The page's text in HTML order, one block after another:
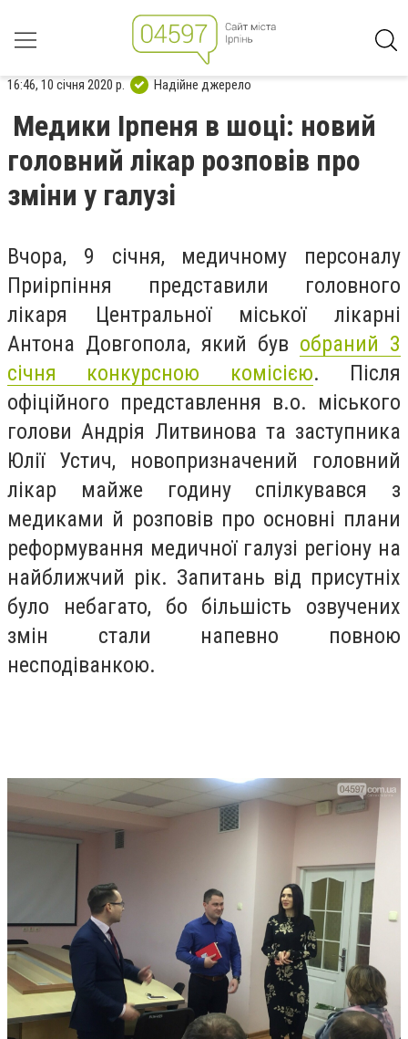
16:46, 10 січня 2020 р. Надійне джерело
Медики Ірпеня в шоці: новий
головний лікар розповів про
зміни у галузі
Вчора, 9 січня, медичному персоналу
Приірпіння представили головного
лікаря Центральної міської лікарні
Антона Довгопола, який був обраний 3
січня конкурсною комісією. Після
офіційного представлення в.о. міського
голови Андрія Литвинова та заступника
Юлії Устич, новопризначений головний
лікар майже годину спілкувався з
медиками й розповів про основні плани
реформування медичної галузі регіону на
найближчий рік. Запитань від присутніх
було небагато, бо більшість озвучених
змін стали напевно повною
несподіванкою.